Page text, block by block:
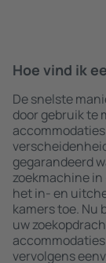
Hoe vind ik
De snelste
door gebruik te
gegarandeerd
zoekmachine
het in- en
kamers toe. Nu
uw
vervolgens